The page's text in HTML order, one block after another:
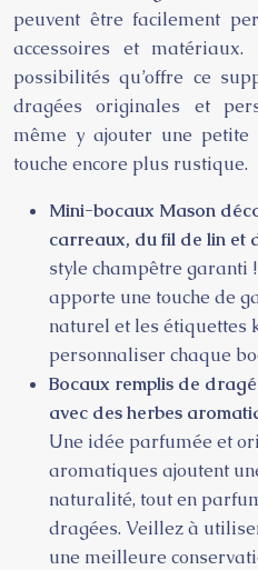
peuvent être facilement
accessoires et matériaux.
possibilités qu’offre ce
dragées originales et
même y ajouter une
touche encore plus rustique.
Mini-bocaux Mason
carreaux, du fil de lin et
style champêtre garanti
apporte une touche de
naturel et les étiquettes
personnaliser chaque
Bocaux remplis de
avec des herbes
Une idée parfumée et
aromatiques ajoutent
naturalité, tout en
dragées. Veillez à
une meilleure